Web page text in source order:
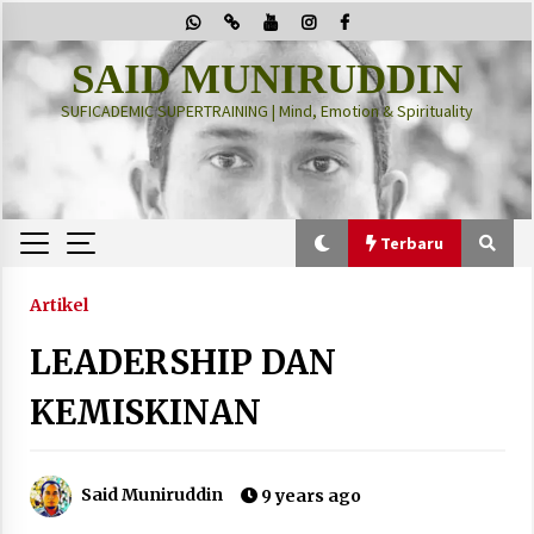
to
content
SAID MUNIRUDDIN
SUFICADEMIC SUPERTRAINING | Mind, Emotion & Spirituality
Terbaru
Terbaru
“Thuma’ninah”: Cara Agama Meregulasi Jiwa
2 months ago
PRABOWO!
2 months ago
Artikel
LEADERSHIP DAN
KEMISKINAN
Said Muniruddin 9 years ago